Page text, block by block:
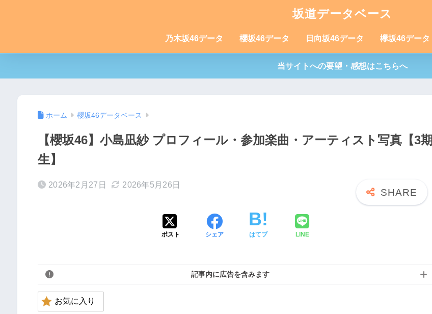
坂道データベース
乃木坂46データ 櫻坂46データ 日向坂46データ 欅坂46データ
当サイトへの要望・感想はこちらへ
ホーム 櫻坂46データベース
【櫻坂46】小島凪紗 プロフィール・参加楽曲・アーティスト写真【3期
生】
2026年2月27日 2026年5月26日
ポスト シェア はてブ LINE
記事内に広告を含みます
お気に入り